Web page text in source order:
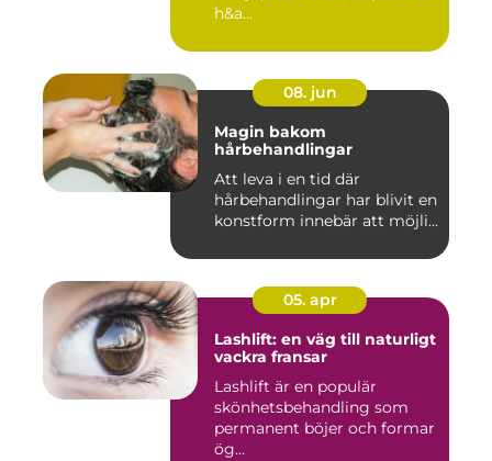
h&a...
08. jun
Magin bakom
hårbehandlingar
Att leva i en tid där
hårbehandlingar har blivit en
konstform innebär att möjli...
05. apr
Lashlift: en väg till naturligt
vackra fransar
Lashlift är en populär
skönhetsbehandling som
permanent böjer och formar
ög...